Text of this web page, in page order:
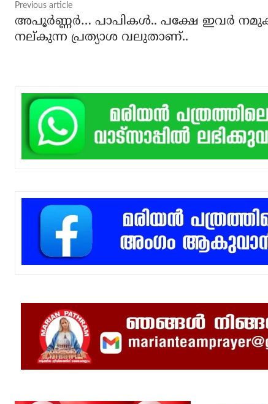
Previous article
അപൂര്‍ണ്ണര്‍… പാപികള്‍.. പക്ഷേ ഇവര്‍
നല്കുന്ന പ്രത്യാശ വലുതാണ്..